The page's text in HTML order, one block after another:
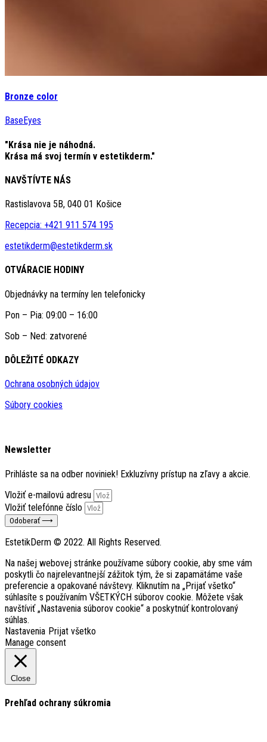
Bronze color
Base Eyes
"Krása nie je náhodná.
Krása má svoj termín v estetikderm."
NAVŠTÍVTE NÁS
Rastislavova 5B, 040 01 Košice
Recepcia: +421 911 574 195
estetikderm@estetikderm.sk
OTVÁRACIE HODINY
Objednávky na termíny len telefonicky
Pon – Pia: 09:00 – 16:00
Sob – Ned: zatvorené
DÔLEŽITÉ ODKAZY​
Ochrana osobných údajov
Súbory cookies
Newsletter
Prihláste sa na odber noviniek! Exkluzívny prístup na zľavy a akcie.
Vložiť e-mailovú adresu
Vložiť telefónne číslo
Odoberať ⟶
EstetikDerm © 2022. All Rights Reserved.
Na našej webovej stránke používame súbory cookie, aby sme vám
poskytli čo najrelevantnejší zážitok tým, že si zapamätáme vaše
preferencie a opakované návštevy. Kliknutím na „Prijať všetko“
súhlasíte s používaním VŠETKÝCH súborov cookie. Môžete však
navštíviť „Nastavenia súborov cookie“ a poskytnúť kontrolovaný
súhlas.
Nastavenia Prijat všetko
Manage consent
Close
Prehľad ochrany súkromia